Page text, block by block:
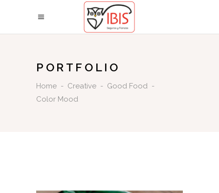
PORTFOLIO
Home - Creative - Good Food -
Color Mood